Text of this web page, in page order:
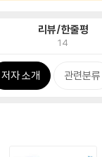
리뷰/한줄평
14
저자 소개 관련분류